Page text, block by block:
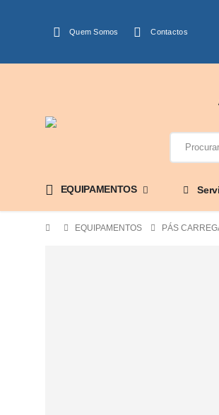
Quem Somos Contactos
EQUIPAMENTOS
EQUIPAMENTOS PÁS